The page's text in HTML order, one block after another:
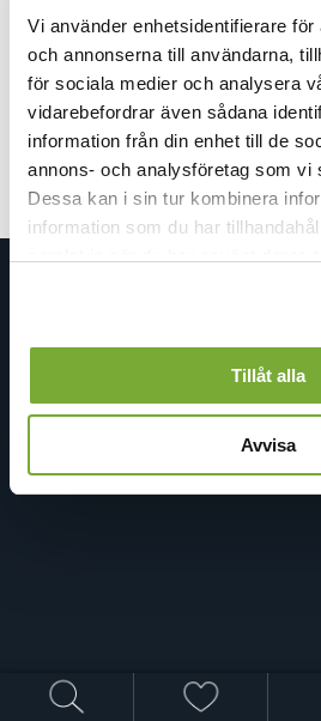
Vi använder enhetsidentifierare
och annonserna till användarna,
för sociala medier och analysera
vidarebefordrar även sådana
information från din enhet till de
annons- och analysföretag som vi
Dessa kan i sin tur kombinera
information som du har
Tillåt alla
Avvisa
Anders Frostenson 1958. |
Wenström-Lekare 1958.
Samma melodi:446
Avdelning:Glädje och